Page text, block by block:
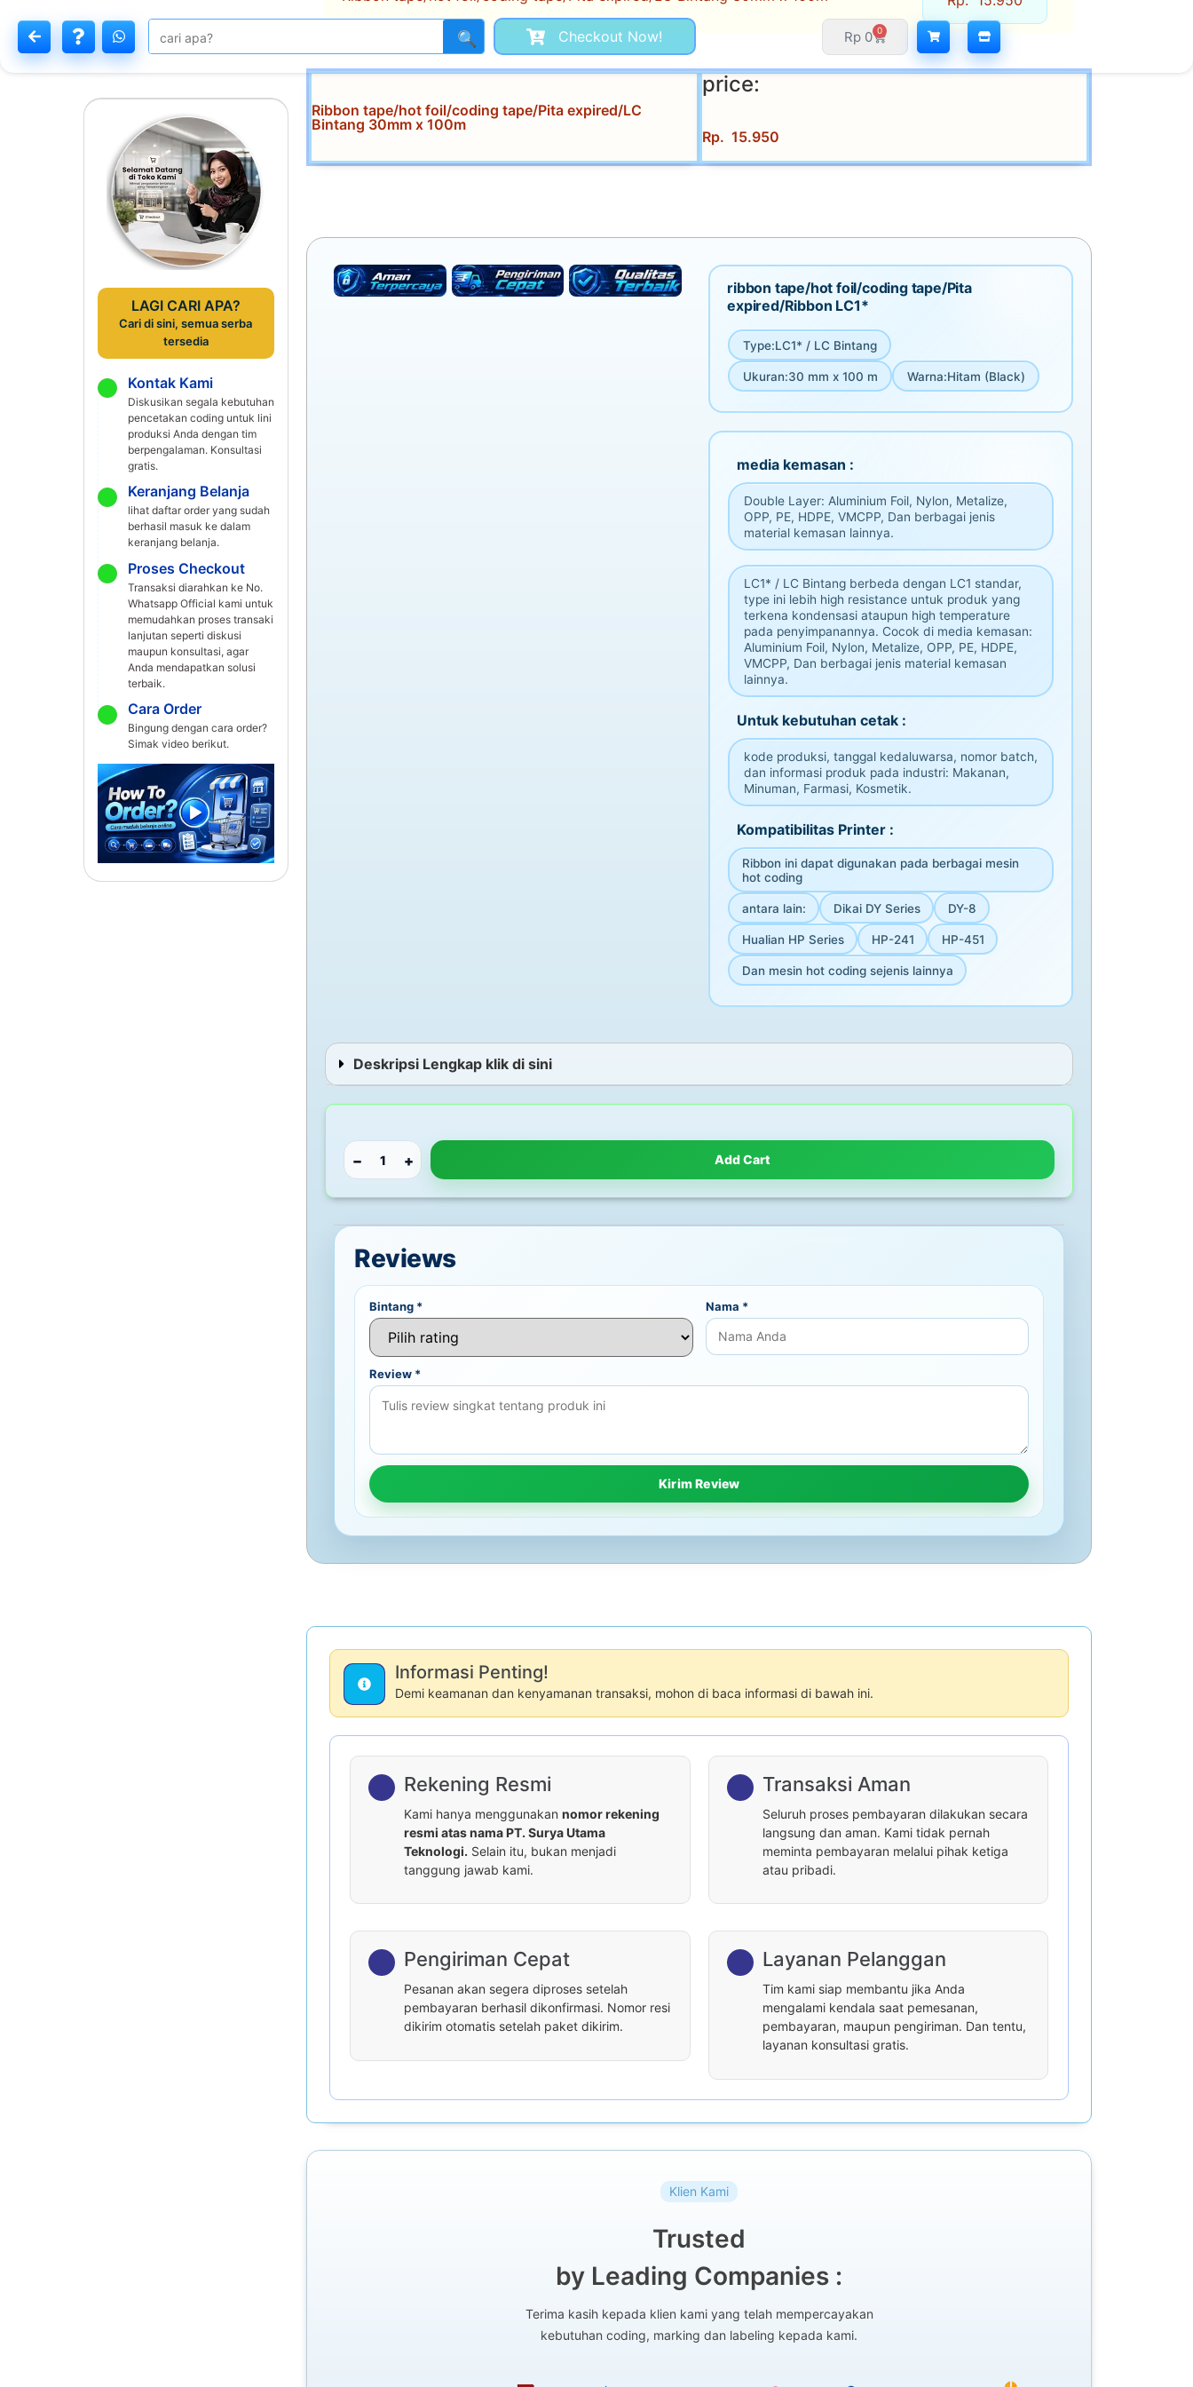
🔍 Checkout Now! Rp 0 0
LAGI CARI APA?
Cari di sini, semua serba
tersedia
Kontak Kami
Diskusikan segala kebutuhan
pencetakan coding untuk lini
produksi Anda dengan tim
berpengalaman. Konsultasi
gratis.
Keranjang Belanja
lihat daftar order yang sudah
berhasil masuk ke dalam
keranjang belanja.
Proses Checkout
Transaksi diarahkan ke No.
Whatsapp Official kami untuk
memudahkan proses transaki
lanjutan seperti diskusi
maupun konsultasi, agar
Anda mendapatkan solusi
terbaik.
Cara Order
Bingung dengan cara order?
Simak video berikut.
Ribbon tape/hot foil/coding tape/Pita expired/LC
Bintang 30mm x 100m
price:
Rp 15.950
ribbon tape/hot foil/coding tape/Pita
expired/Ribbon LC1*
Type:LC1* / LC Bintang
Ukuran:30 mm x 100 m Warna:Hitam (Black)
media kemasan :
Double Layer: Aluminium Foil, Nylon, Metalize,
OPP, PE, HDPE, VMCPP, Dan berbagai jenis
material kemasan lainnya.
LC1* / LC Bintang berbeda dengan LC1 standar,
type ini lebih high resistance untuk produk yang
terkena kondensasi ataupun high temperature
pada penyimpanannya. Cocok di media kemasan:
Aluminium Foil, Nylon, Metalize, OPP, PE, HDPE,
VMCPP, Dan berbagai jenis material kemasan
lainnya.
Untuk kebutuhan cetak :
kode produksi, tanggal kedaluwarsa, nomor batch,
dan informasi produk pada industri: Makanan,
Minuman, Farmasi, Kosmetik.
Kompatibilitas Printer :
Ribbon ini dapat digunakan pada berbagai mesin
hot coding
antara lain: Dikai DY Series DY-8
Hualian HP Series HP-241 HP-451
Dan mesin hot coding sejenis lainnya
Deskripsi Lengkap klik di sini
− + Add Cart
Reviews
Bintang *
Review *
Nama *
Informasi Penting!
Demi keamanan dan kenyamanan transaksi, mohon di baca informasi di bawah ini.
Rekening Resmi
Kami hanya menggunakannomor rekening
resmi atas nama PT. Surya Utama
Teknologi. Selain itu, bukan menjadi
tanggung jawab kami.
Transaksi Aman
Seluruh proses pembayaran dilakukan secara
langsung dan aman. Kami tidak pernah
meminta pembayaran melalui pihak ketiga
atau pribadi.
Pengiriman Cepat
Pesanan akan segera diproses setelah
pembayaran berhasil dikonfirmasi. Nomor resi
dikirim otomatis setelah paket dikirim.
Layanan Pelanggan
Tim kami siap membantu jika Anda
mengalami kendala saat pemesanan,
pembayaran, maupun pengiriman. Dan tentu,
layanan konsultasi gratis.
Klien Kami
Trusted
by Leading Companies :
Terima kasih kepada klien kami yang telah mempercayakan
kebutuhan coding, marking dan labeling kepada kami.